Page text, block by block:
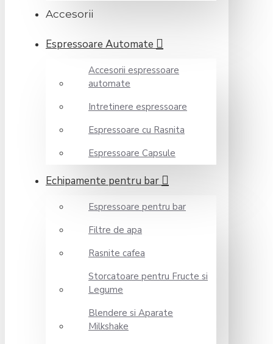
Accesorii
Espressoare Automate
Accesorii espressoare
automate
Intretinere espressoare
Espressoare cu Rasnita
Espressoare Capsule
Echipamente pentru bar
Espressoare pentru bar
Filtre de apa
Rasnite cafea
Storcatoare pentru Fructe si
Legume
Blendere si Aparate
Milkshake